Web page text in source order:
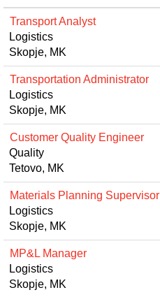
Transport Analyst
Logistics
Skopje, MK
Transportation Administrator
Logistics
Skopje, MK
Customer Quality Engineer
Quality
Tetovo, MK
Materials Planning Supervisor
Logistics
Skopje, MK
MP&L Manager
Logistics
Skopje, MK